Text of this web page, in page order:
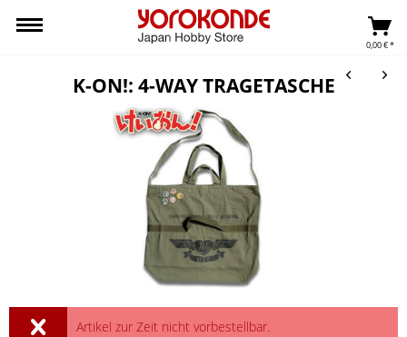
0,00 € *
K-ON!: 4-WAY TRAGETASCHE
Artikel zur Zeit nicht vorbestellbar.